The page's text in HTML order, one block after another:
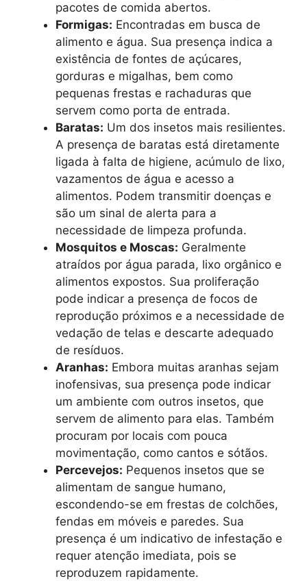
pacotes de comida abertos.
Formigas: Encontradas em busca de
alimento e água. Sua presença indica a
existência de fontes de açúcares,
gorduras e migalhas, bem como
pequenas frestas e rachaduras que
servem como porta de entrada.
Baratas: Um dos insetos mais resilientes.
A presença de baratas está diretamente
ligada à falta de higiene, acúmulo de lixo,
vazamentos de água e acesso a
alimentos. Podem transmitir doenças e
são um sinal de alerta para a
necessidade de limpeza profunda.
Mosquitos e Moscas: Geralmente
atraídos por água parada, lixo orgânico e
alimentos expostos. Sua proliferação
pode indicar a presença de focos de
reprodução próximos e a necessidade de
vedação de telas e descarte adequado
de resíduos.
Aranhas: Embora muitas aranhas sejam
inofensivas, sua presença pode indicar
um ambiente com outros insetos, que
servem de alimento para elas. Também
procuram por locais com pouca
movimentação, como cantos e sótãos.
Percevejos: Pequenos insetos que se
alimentam de sangue humano,
escondendo-se em frestas de colchões,
fendas em móveis e paredes. Sua
presença é um indicativo de infestação e
requer atenção imediata, pois se
reproduzem rapidamente.